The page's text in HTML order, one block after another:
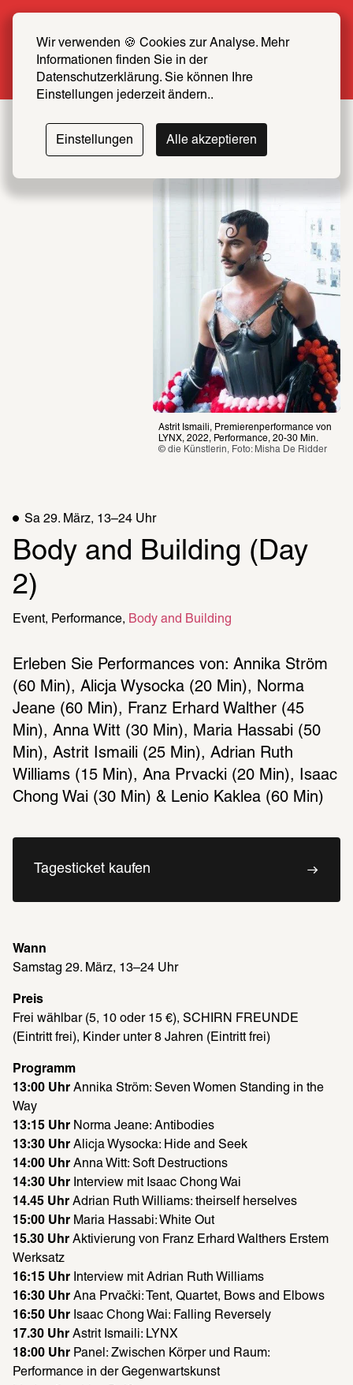
Wir verwenden 🍪 Cookies zur Analyse. Mehr
Informationen finden Sie in der
Datenschutzerklärung. Sie können Ihre
Einstellungen jederzeit ändern..
Einstellungen Alle akzeptieren
SCHIRN FREUND*IN werden
Mehr erfahren
Astrit Ismaili, Premierenperformance von
LYNX, 2022, Performance, 20-30 Min.
© die Künstlerin, Foto: Misha De Ridder
Sa 29. März, 13–24 Uhr
Body and Building (Day
2)
Event Performance Body and Building
Erleben Sie Performances von: Annika Ström
(60 Min), Alicja Wysocka (20 Min), Norma
Jeane (60 Min), Franz Erhard Walther (45
Min), Anna Witt (30 Min), Maria Hassabi (50
Min), Astrit Ismaili (25 Min), Adrian Ruth
Williams (15 Min), Ana Prvacki (20 Min), Isaac
Chong Wai (30 Min) & Lenio Kaklea (60 Min)
Tagesticket kaufen
Wann
Samstag 29. März, 13–24 Uhr
Preis
Frei wählbar (5, 10 oder 15 €), SCHIRN FREUNDE
(Eintritt frei), Kinder unter 8 Jahren (Eintritt frei)
Programm
13:00 Uhr Annika Ström: Seven Women Standing in the
Way
13:15 Uhr Norma Jeane: Antibodies
13:30 Uhr Alicja Wysocka: Hide and Seek
14:00 Uhr Anna Witt: Soft Destructions
14:30 Uhr Interview mit Isaac Chong Wai
14.45 Uhr Adrian Ruth Williams: theirself herselves
15:00 Uhr Maria Hassabi: White Out
15.30 Uhr Aktivierung von Franz Erhard Walthers Erstem
Werksatz
16:15 Uhr Interview mit Adrian Ruth Williams
16:30 Uhr Ana Prvački: Tent, Quartet, Bows and Elbows
16:50 Uhr Isaac Chong Wai: Falling Reversely
17.30 Uhr Astrit Ismaili: LYNX
18:00 Uhr Panel: Zwischen Körper und Raum:
Performance in der Gegenwartskunst